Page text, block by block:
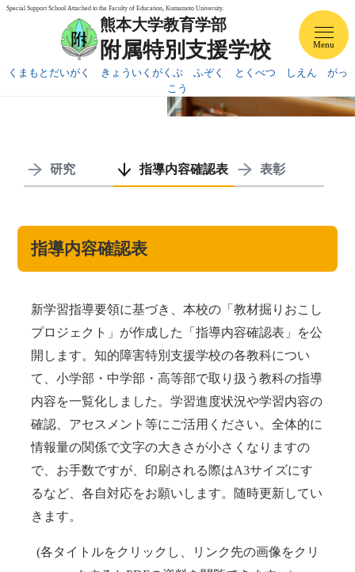
Special Support School Attached to the Faculty of Education, Kumamoto University.
熊本大学教育学部
附属特別支援学校
くまもとだいがく きょういくがくぶ ふぞく とくべつ しえん がっ
こう
ホーム 研究・教育 指導内容確認表
RESEARCH & EDUCATION
研究・教育
研究 指導内容確認表 表彰
指導内容確認表
新学習指導要領に基づき、本校の「教材掘りおこし
プロジェクト」が作成した「指導内容確認表」を公
開します。知的障害特別支援学校の各教科につい
て、小学部・中学部・高等部で取り扱う教科の指導
内容を一覧化しました。学習進度状況や学習内容の
確認、アセスメント等にご活用ください。全体的に
情報量の関係で文字の大きさが小さくなりますの
で、お手数ですが、印刷される際はA3サイズにす
るなど、各自対応をお願いします。随時更新してい
きます。
(各タイトルをクリックし、リンク先の画像をクリ
Menu
学校紹介
PTA
すずかけの会
Youtubeチャンネル
ティーチ・ユー